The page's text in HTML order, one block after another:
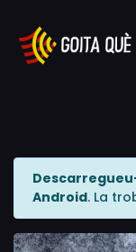
Android. La